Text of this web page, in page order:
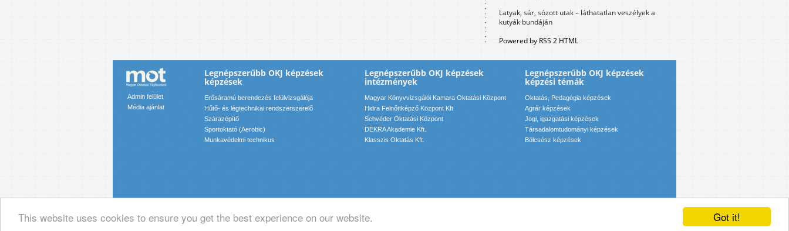
Got it!
This website uses cookies to ensure you get the best experience on our website.
Latyak, sár, sózott utak – láthatatlan veszélyek a
kutyák bundáján
Powered by RSS 2 HTML
Admin felület
Média ajánlat
Legnépszerűbb OKJ képzések
képzések
Erősáramú berendezés felülvizsgálója
Hűtő- és légtechnikai rendszerszerelő
Szárazépítő
Sportoktató (Aerobic)
Munkavédelmi technikus
Legnépszerűbb OKJ képzések
intézmények
Magyar Könyvvizsgálói Kamara Oktatási Központ
Hidra Felnőttképző Központ Kft
Schvéder Oktatási Központ
DEKRA Akademie Kft.
Klasszis Oktatás Kft.
Legnépszerűbb OKJ képzések
képzési témák
Oktatás, Pedagógia képzések
Agrár képzések
Jogi, igazgatási képzések
Társadalomtudományi képzések
Bölcsész képzések
© 2019 Magyar Oktatási Tájékoztató Kapcsolat: info(kukac)motadmin(pont)hu